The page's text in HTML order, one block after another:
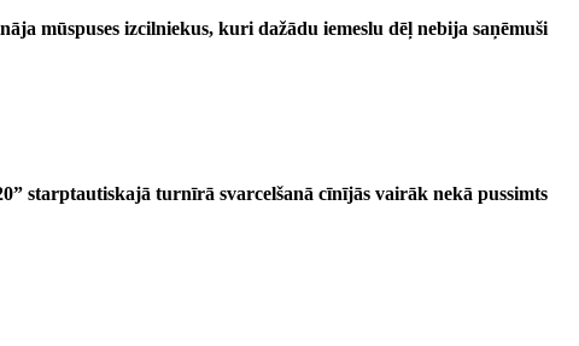
mūspuses izcilniekus, kuri dažādu iemeslu dēļ nebija saņēmuši
starptautiskajā turnīrā svarcelšanā cīnījās vairāk nekā pussimts